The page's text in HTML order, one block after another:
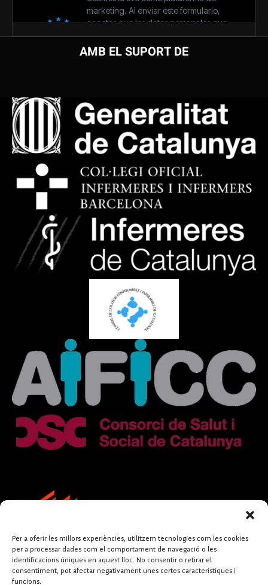
Per a oferir les millors experiències, utilitzem tecnologies com les cookies
per a processar dades com el comportament de navegació o les
identificacions úniques en aquest lloc. No consentir o retirar el
consentiment, pot afectar negativament unes certes característiques i
funcions.
AMB EL SUPORT DE